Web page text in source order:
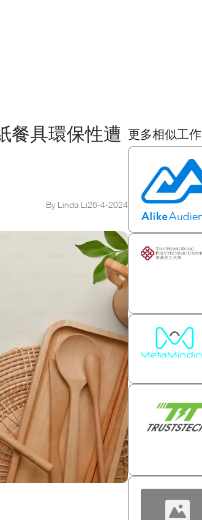
餐具環保性遭
By Linda Li26-4-2024
更多相似工作